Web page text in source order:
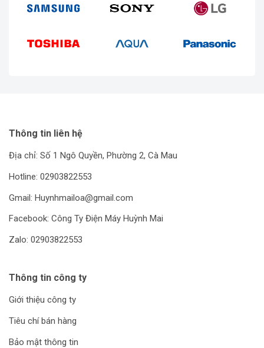
Thông tin liên hệ
Địa chỉ: Số 1 Ngô Quyền, Phường 2, Cà Mau
Hotline: 02903822553
Gmail: Huynhmailoa@gmail.com
Facebook: Công Ty Điện Máy Huỳnh Mai
Zalo: 02903822553
Thông tin công ty
Giới thiệu công ty
Tiêu chí bán hàng
Bảo mật thông tin